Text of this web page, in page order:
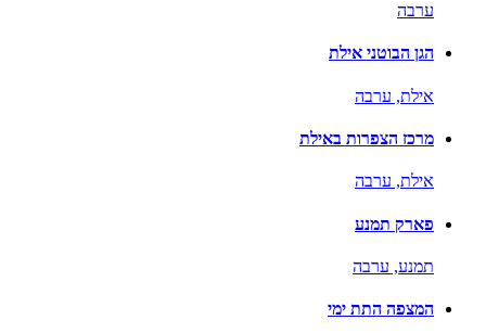
ערבה
הגן הבוטני אילת
אילת, ערבה
מרכז הצפרות באילת
אילת, ערבה
פארק תמנע
תמנע, ערבה
המצפה התת ימי